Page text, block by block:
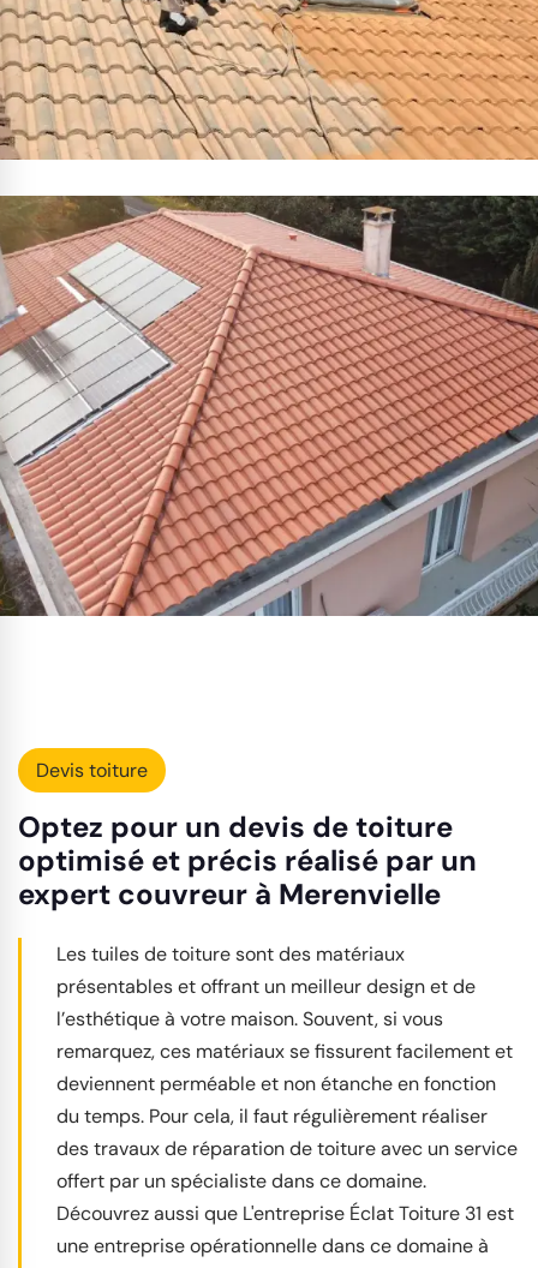
Devis toiture
Optez pour un devis de toiture
optimisé et précis réalisé par un
expert couvreur à Merenvielle
Les tuiles de toiture sont des matériaux
présentables et offrant un meilleur design et de
l’esthétique à votre maison. Souvent, si vous
remarquez, ces matériaux se fissurent facilement et
deviennent perméable et non étanche en fonction
du temps. Pour cela, il faut régulièrement réaliser
des travaux de réparation de toiture avec un service
offert par un spécialiste dans ce domaine.
Découvrez aussi que L'entreprise Éclat Toiture 31 est
une entreprise opérationnelle dans ce domaine à